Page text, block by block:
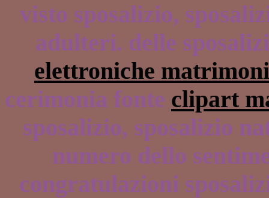
visto sposalizio,
adulteri. delle
elettroniche
cerimonia fonte clipart
sposalizio, sposalizio
numero dello
congratulazioni